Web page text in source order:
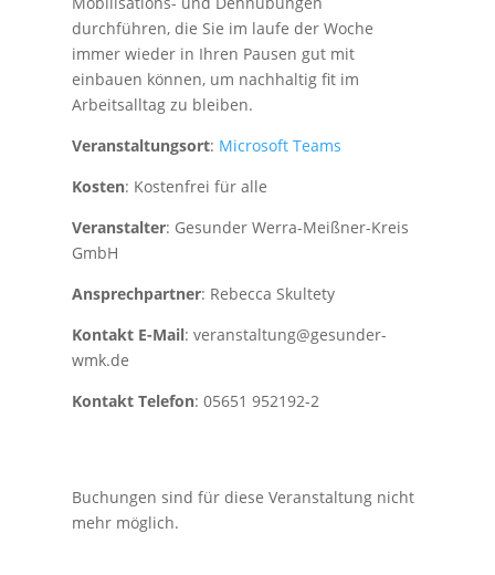
durchführen, die Sie im laufe der Woche
immer wieder in Ihren Pausen gut mit
einbauen können, um nachhaltig fit im
Arbeitsalltag zu bleiben.
Veranstaltungsort: Microsoft Teams
Kosten: Kostenfrei für alle
Veranstalter: Gesunder Werra-Meißner-Kreis
GmbH
Ansprechpartner: Rebecca Skultety
Kontakt E-Mail: veranstaltung@gesunder-
wmk.de
Kontakt Telefon: 05651 952192-2
Buchungen sind für diese Veranstaltung nicht
mehr möglich.